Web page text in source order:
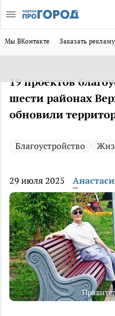
Мы ВКонтакте Заказать рекламу
19 проектов
шести районах
обновили
Благоустройство
29 июля 2025